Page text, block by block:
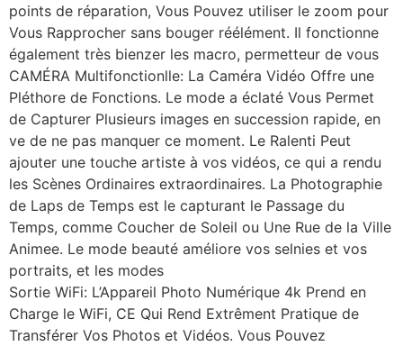
points de réparation, Vous Pouvez utiliser le zoom pour
Vous Rapprocher sans bouger réélément. Il fonctionne
également très bienzer les macro, permetteur de vous
CAMÉRA Multifonctionlle: La Caméra Vidéo Offre une
Pléthore de Fonctions. Le mode a éclaté Vous Permet
de Capturer Plusieurs images en succession rapide, en
ve de ne pas manquer ce moment. Le Ralenti Peut
ajouter une touche artiste à vos vidéos, ce qui a rendu
les Scènes Ordinaires extraordinaires. La Photographie
de Laps de Temps est le capturant le Passage du
Temps, comme Coucher de Soleil ou Une Rue de la Ville
Animee. Le mode beauté améliore vos selnies et vos
portraits, et les modes
Sortie WiFi: L’Appareil Photo Numérique 4k Prend en
Charge le WiFi, CE Qui Rend Extrêment Pratique de
Transférer Vos Photos et Vidéos. Vous Pouvez